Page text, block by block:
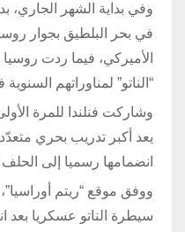
وفي بداية الشهر الجاري،
في بحر البلطيق بجوار
الأميركي، فيما ردت
“الناتو” لمناوراتهم
انضمامها رسميا إلى
ووفق موقع “ريتم
سيطرة الناتو عسكريا بعد